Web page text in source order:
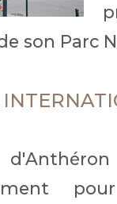
son Parc